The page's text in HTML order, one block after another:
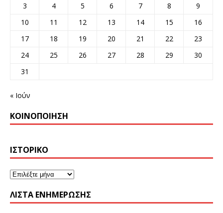
3
4 5 6 7 8
9
10
11 12 13 14 15
16
17
18 19 20 21 22
23
24
25 26 27 28 29
30
31
« Ιούν
ΚΟΙΝΟΠΟΊΗΣΗ
ΙΣΤΟΡΙΚΌ
ΛΊΣΤΑ ΕΝΗΜΈΡΩΣΗΣ